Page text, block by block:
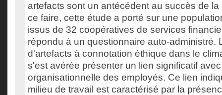
artefacts sont un antécédent au succès de
ce faire, cette étude a porté sur une
issus de 32 coopératives de services
répondu à un questionnaire auto-administré.
d'artefacts à connotation éthique dans le
s'est avérée présenter un lien significatif
organisationnelle des employés. Ce lien
milieu de travail est caractérisé par la